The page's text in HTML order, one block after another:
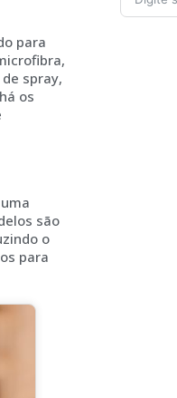
para
spray,
os
são
o
para